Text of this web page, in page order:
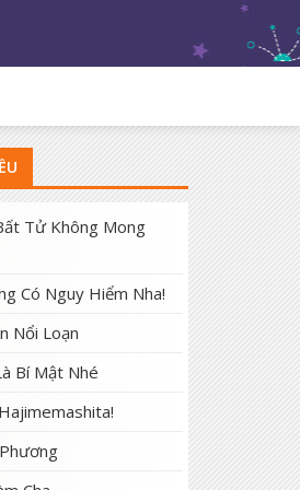
Tử Không Mong
Có Nguy Hiểm Nha!
Nổi Loạn
Bí Mật Nhé